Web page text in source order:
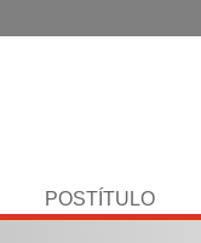
POSTÍTULO